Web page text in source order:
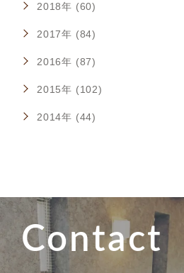
2018年 (60)
2017年 (84)
2016年 (87)
2015年 (102)
2014年 (44)
Contact